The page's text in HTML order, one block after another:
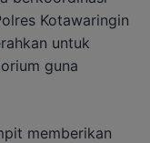
Kotawaringin
untuk
guna
memberikan